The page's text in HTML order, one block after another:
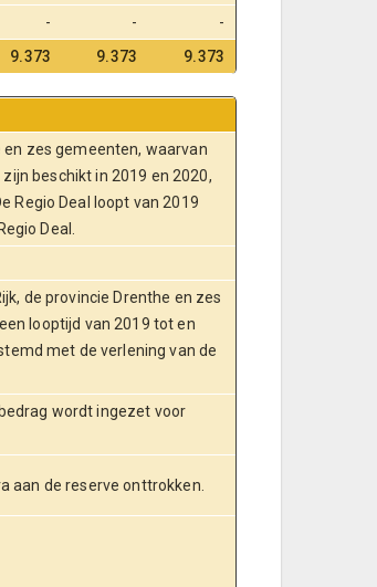
- -
-
9.373 9.373 9.373
en zes gemeenten, waarvan
beschikt in 2019 en 2020,
Regio Deal loopt van 2019
Deal.
de provincie Drenthe en zes
looptijd van 2019 tot en
met de verlening van de
wordt ingezet voor
aan de reserve onttrokken.